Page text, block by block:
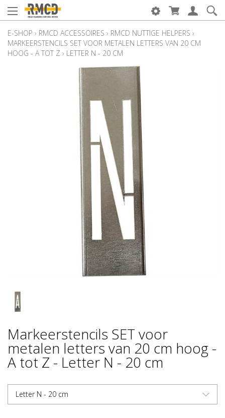
E-SHOP › RMCD ACCESSOIRES › RMCD NUTTIGE HELPERS ›
MARKEERSTENCILS SET VOOR METALEN LETTERS VAN 20 CM
HOOG - A TOT Z › LETTER N - 20 CM
Markeerstencils SET voor
metalen letters van 20 cm hoog -
A tot Z - Letter N - 20 cm
Letter N - 20 cm